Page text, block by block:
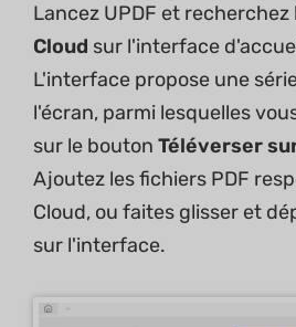
Lancez UPDF et recherchez
Cloud sur l'interface
L'interface propose une
l'écran, parmi lesquelles
sur le bouton Téléverser
Ajoutez les fichiers PDF
Cloud, ou faites glisser et
sur l'interface.